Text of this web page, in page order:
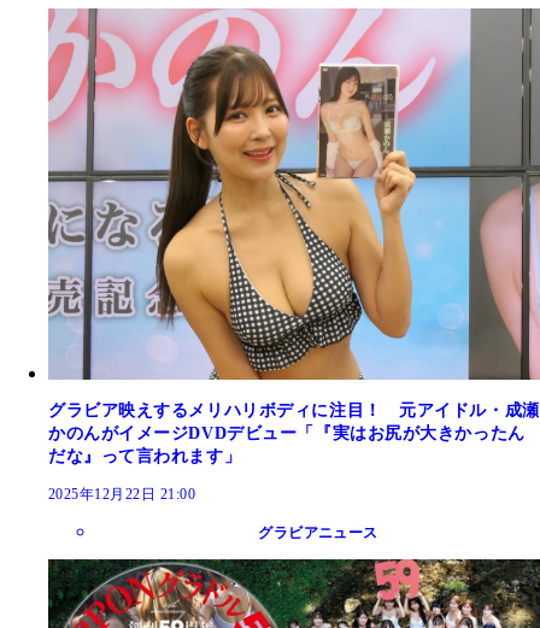
グラビア映えするメリハリボディに注目！ 元アイドル・成瀬
かのんがイメージDVDデビュー「『実はお尻が大きかったん
だな』って言われます」
2025年12月22日 21:00
グラビアニュース